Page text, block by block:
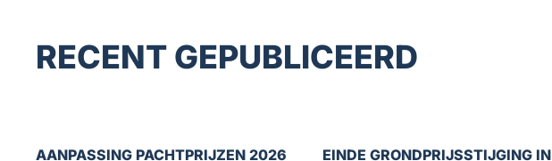
RECENT GEPUBLICEERD
AANPASSING PACHTPRIJZEN 2026
EINDE GRONDPRIJSSTIJGING IN